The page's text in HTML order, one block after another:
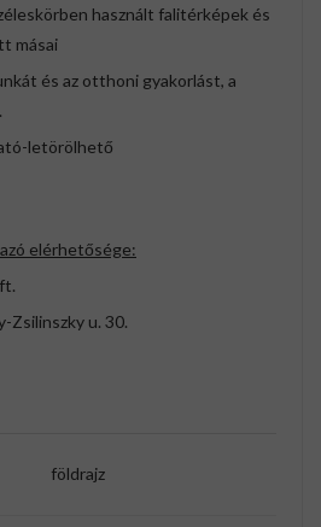
használt falitérképek és
másai
és az otthoni gyakorlást, a
letörölhető
elérhetősége:
Zsilinszky u. 30.
földrajz